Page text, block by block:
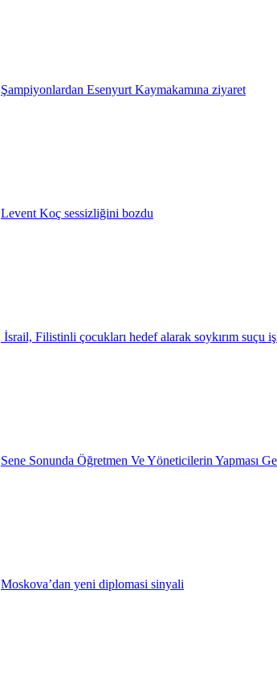
Şampiyonlardan Esenyurt Kaymakamına ziyaret
Levent Koç sessizliğini bozdu
İsrail, Filistinli çocukları hedef alarak soykırım suçu
Sene Sonunda Öğretmen Ve Yöneticilerin Yapması
Moskova’dan yeni diplomasi sinyali